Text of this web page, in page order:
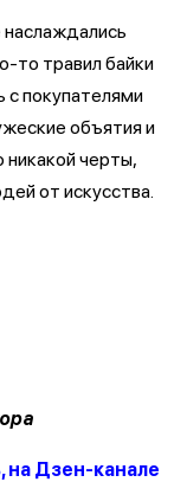
то травил байки
с покупателями
объятия и
никакой черты,
от искусства.
на Дзен-канале